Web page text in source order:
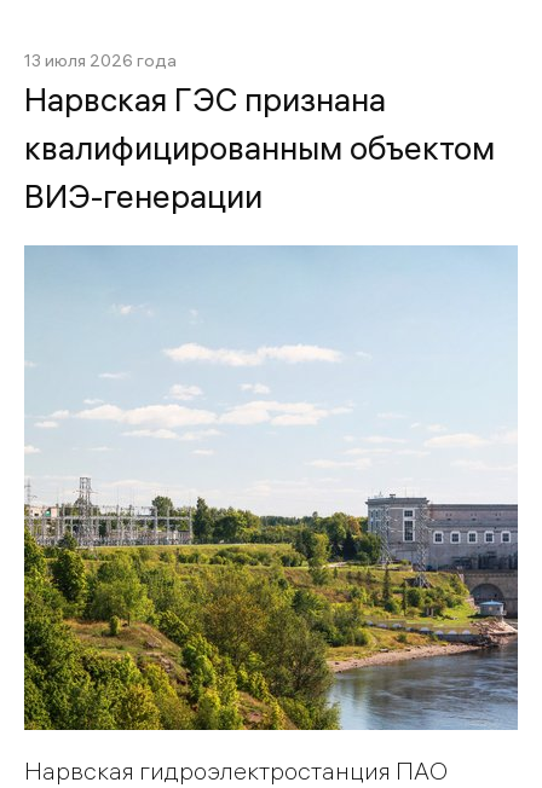
13 июля 2026 года
Нарвская ГЭС признана
квалифицированным объектом
ВИЭ-генерации
Нарвская гидроэлектростанция ПАО